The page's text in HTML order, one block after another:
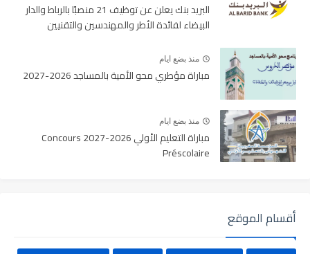
البريد بنك يعلن عن توظيف 21 منصبًا بالرباط والدار
البيضاء لفائدة الأطر والمهندسين والتقنيين
منذ بضع ايام
مباراة مؤطري محو الأمية بالمساجد 2026-2027
منذ بضع ايام
مباراة التعليم الأولي 2026-2027 Concours
Préscolaire
أقسام الموقع